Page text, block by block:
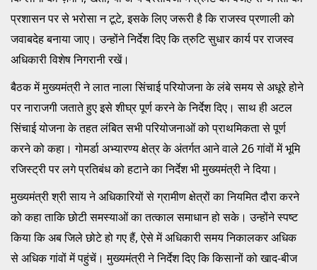
प्रशासन पर से भरोसा न टूटे, इसके लिए जरूरी है कि राजस्व प्रणाली को
जवाबदेह बनाया जाए। उन्होंने निर्देश दिए कि त्रुटि सुधार कार्य पर राजस्व
अधिकारी विशेष निगरानी रखें।
बैठक में मुख्यमंत्री ने लात नाला सिंचाई परियोजना के लंबे समय से अधूरे होने
पर नाराजगी जताते हुए इसे शीघ्र पूर्ण करने के निर्देश दिए। साथ ही अटल
सिंचाई योजना के तहत लंबित सभी परियोजनाओं को प्राथमिकता से पूर्ण
करने को कहा। गोमर्डा अभ्यारण्य क्षेत्र के अंतर्गत आने वाले 26 गांवों में भूमि
रजिस्ट्री पर लगे प्रतिबंध को हटाने का निर्देश भी मुख्यमंत्री ने दिया।
मुख्यमंत्री श्री साय ने अधिकारियों से ग्रामीण क्षेत्रों का नियमित दौरा करने
को कहा ताकि छोटी समस्याओं का तत्काल समाधान हो सके। उन्होंने स्पष्ट
किया कि अब जिले छोटे हो गए हैं, ऐसे में अधिकारी समय निकालकर अधिक
से अधिक गांवों में पहुंचें। मुख्यमंत्री ने निर्देश दिए कि किसानों को खाद-बीज